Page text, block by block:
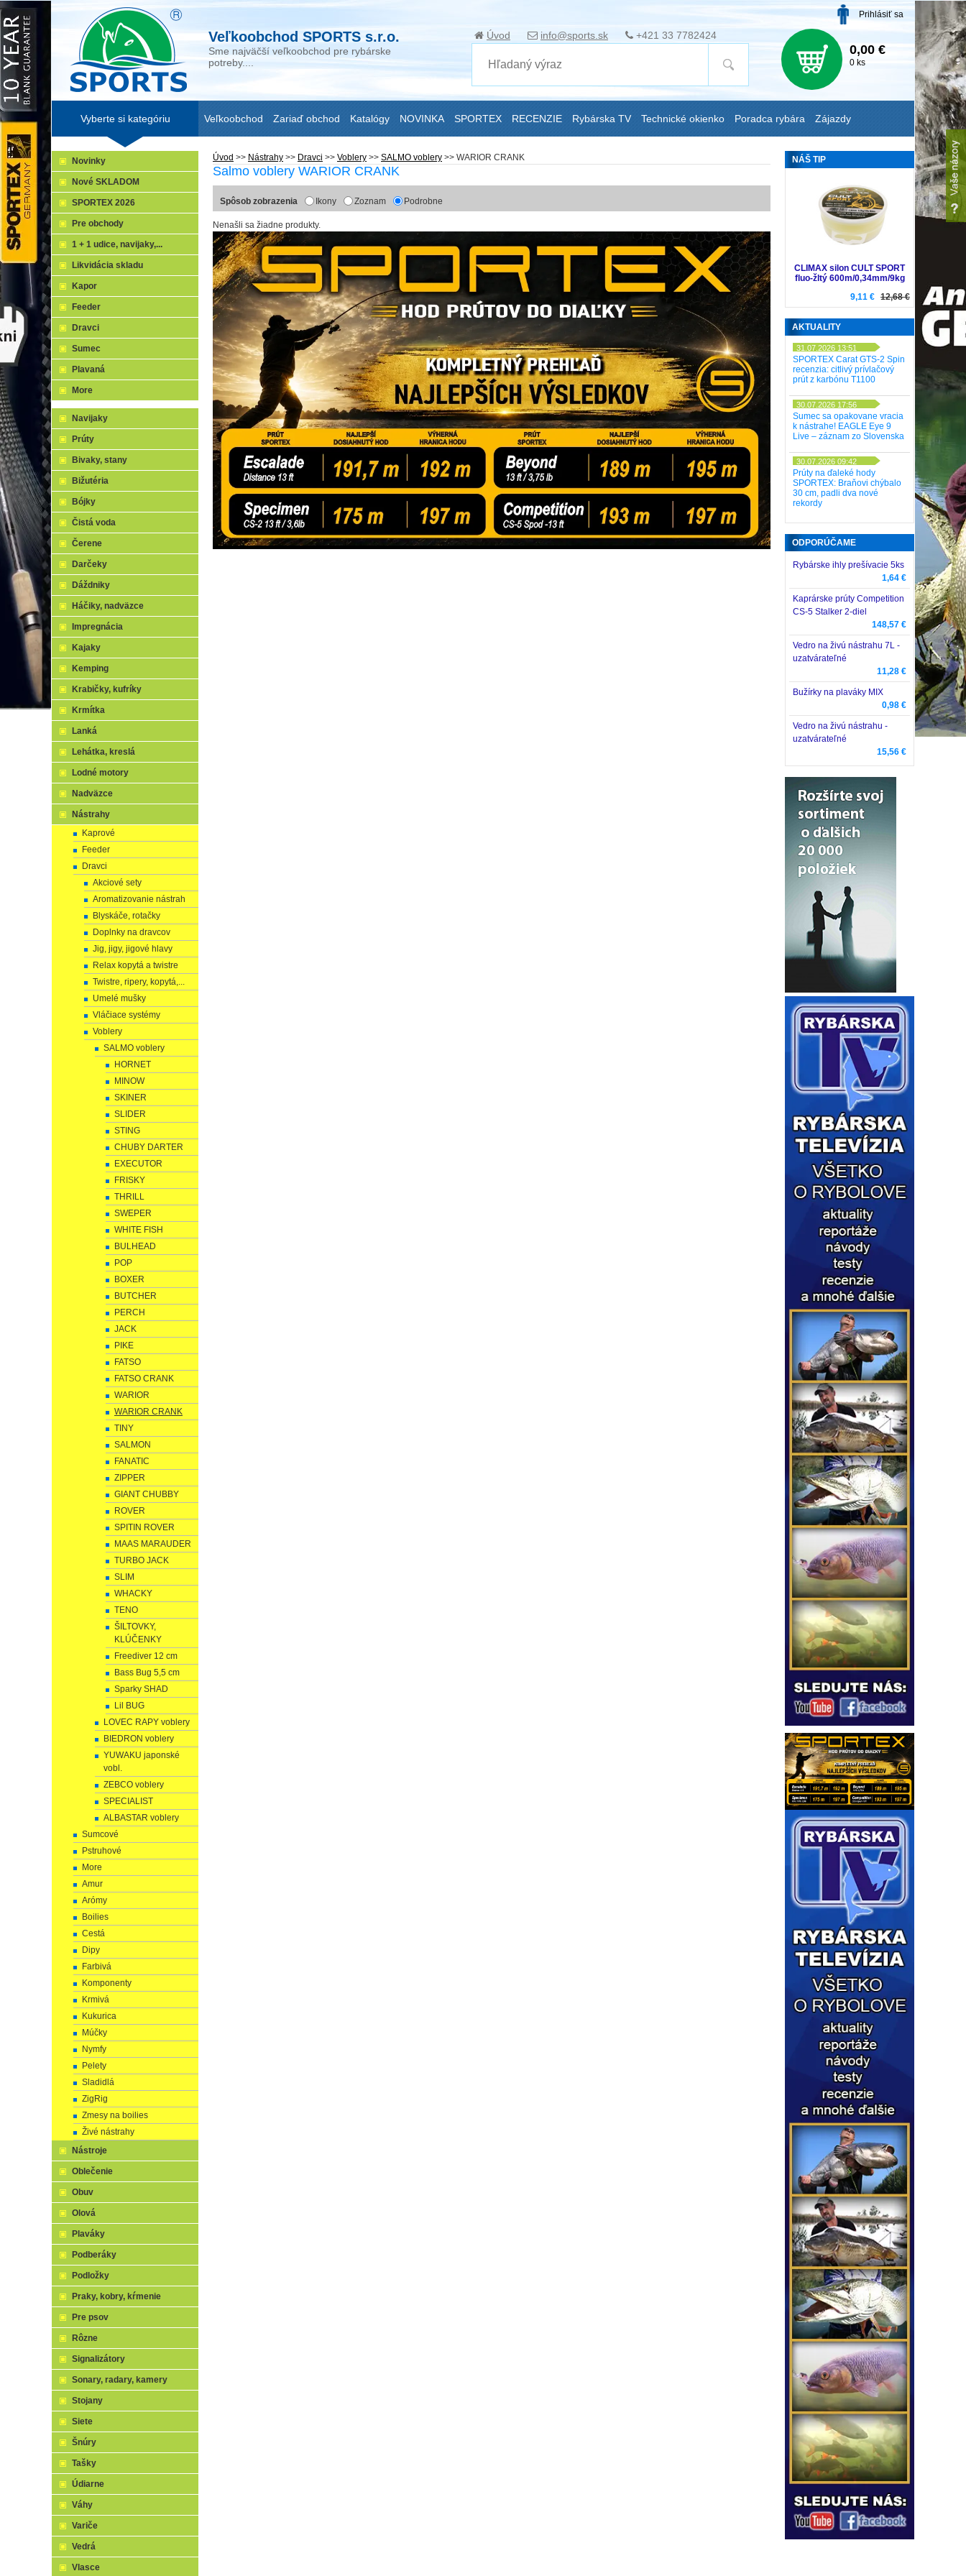
Veľkoobchod SPORTS s.r.o.
Sme najväčší veľkoobchod pre rybárske
potreby....
Úvod info@sports.sk +421 33 7782424
Prihlásiť sa
0,00 €
0 ks
Úvod >> Nástrahy >> Dravci >> Voblery >> SALMO voblery >> WARIOR CRANK
Salmo voblery WARIOR CRANK
Spôsob zobrazenia Ikony Zoznam Podrobne
Nenašli sa žiadne produkty.
Novinky
Nové SKLADOM
SPORTEX 2026
Pre obchody
1 + 1 udice, navijaky,...
Likvidácia skladu
Kapor
Feeder
Dravci
Sumec
Plavaná
More
Navijaky
Prúty
Bivaky, stany
Bižutéria
Bójky
Čistá voda
Čerene
Darčeky
Dáždniky
Háčiky, nadväzce
Impregnácia
Kajaky
Kemping
Krabičky, kufríky
Krmítka
Lanká
Lehátka, kreslá
Lodné motory
Nadväzce
Nástrahy
Kaprové
Feeder
Dravci
Akciové sety
Aromatizovanie nástrah
Blyskáče, rotačky
Doplnky na dravcov
Jig, jigy, jigové hlavy
Relax kopytá a twistre
Twistre, ripery, kopytá,...
Umelé mušky
Vláčiace systémy
Voblery
SALMO voblery
HORNET
MINOW
SKINER
SLIDER
STING
CHUBY DARTER
EXECUTOR
FRISKY
THRILL
SWEPER
WHITE FISH
BULHEAD
POP
BOXER
BUTCHER
PERCH
JACK
PIKE
FATSO
FATSO CRANK
WARIOR
WARIOR CRANK
TINY
SALMON
FANATIC
ZIPPER
GIANT CHUBBY
ROVER
SPITIN ROVER
MAAS MARAUDER
TURBO JACK
SLIM
WHACKY
TENO
ŠILTOVKY,
KLÚČENKY
Freediver 12 cm
Bass Bug 5,5 cm
Sparky SHAD
Lil BUG
LOVEC RAPY voblery
BIEDRON voblery
YUWAKU japonské
vobl.
ZEBCO voblery
SPECIALIST
ALBASTAR voblery
Sumcové
Pstruhové
More
Amur
Arómy
Boilies
Cestá
Dipy
Farbivá
Komponenty
Krmivá
Kukurica
Múčky
Nymfy
Pelety
Sladidlá
ZigRig
Zmesy na boilies
Živé nástrahy
Nástroje
Oblečenie
Obuv
Olová
Plaváky
Podberáky
Podložky
Praky, kobry, kŕmenie
Pre psov
Rôzne
Signalizátory
Sonary, radary, kamery
Stojany
Siete
Šnúry
Tašky
Údiarne
Váhy
Variče
Vedrá
Vlasce
NÁŠ TIP
CLIMAX silon CULT SPORT
fluo-žltý 600m/0,34mm/9kg
9,11 € 12,68 €
AKTUALITY
31.07.2026 13:51
SPORTEX Carat GTS-2 Spin
recenzia: citlivý prívlačový
prút z karbónu T1100
30.07.2026 17:56
Sumec sa opakovane vracia
k nástrahe! EAGLE Eye 9
Live – záznam zo Slovenska
30.07.2026 09:42
Prúty na ďaleké hody
SPORTEX: Braňovi chýbalo
30 cm, padli dva nové
rekordy
ODPORÚČAME
Rybárske ihly prešívacie 5ks
1,64 €
Kaprárske prúty Competition
CS-5 Stalker 2-diel
148,57 €
Vedro na živú nástrahu 7L -
uzatvárateľné
11,28 €
Bužírky na plaváky MIX
0,98 €
Vedro na živú nástrahu -
uzatvárateľné
15,56 €
Vyberte si kategóriu Veľkoobchod Zariaď obchod Katalógy NOVINKA SPORTEX RECENZIE Rybárska TV Technické okienko Poradca rybára Zájazdy